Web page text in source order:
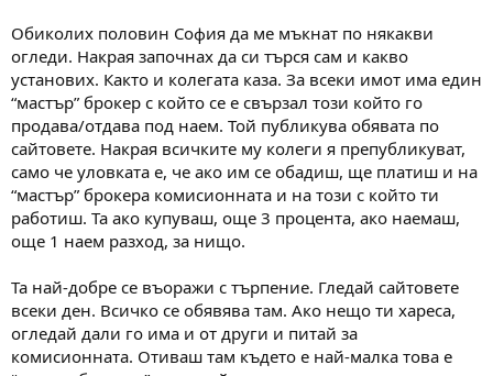
Обиколих половин София да ме мъкнат по някакви
огледи. Накрая започнах да си търся сам и какво
установих. Както и колегата каза. За всеки имот има един
“мастър” брокер с който се е свързал този който го
продава/отдава под наем. Той публикува обявата по
сайтовете. Накрая всичките му колеги я препубликуват,
само че уловката е, че ако им се обадиш, ще платиш и на
“мастър” брокера комисионната и на този с който ти
работиш. Та ако купуваш, още 3 процента, ако наемаш,
още 1 наем разход, за нищо.
Та най-добре се въоражи с търпение. Гледай сайтовете
всеки ден. Всичко се обявява там. Ако нещо ти хареса,
огледай дали го има и от други и питай за
комисионната. Отиваш там където е най-малка това е